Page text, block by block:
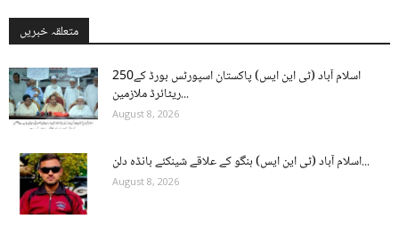
متعلقہ خبریں
اسلام آباد (ٹی این ایس) پاکستان اسپورٹس بورڈ کے250
ریٹائرڈ ملازمین...
August 8, 2026
اسلام آباد (ٹی این ایس) ہنگو کے علاقے شینکئے بانڈہ دلن...
August 8, 2026